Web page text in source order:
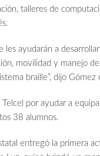
talleres de
les ayudarán a
movilidad y manejo
braille”, dijo Gómez
por ayudar a
38 alumnos.
entregó la primera